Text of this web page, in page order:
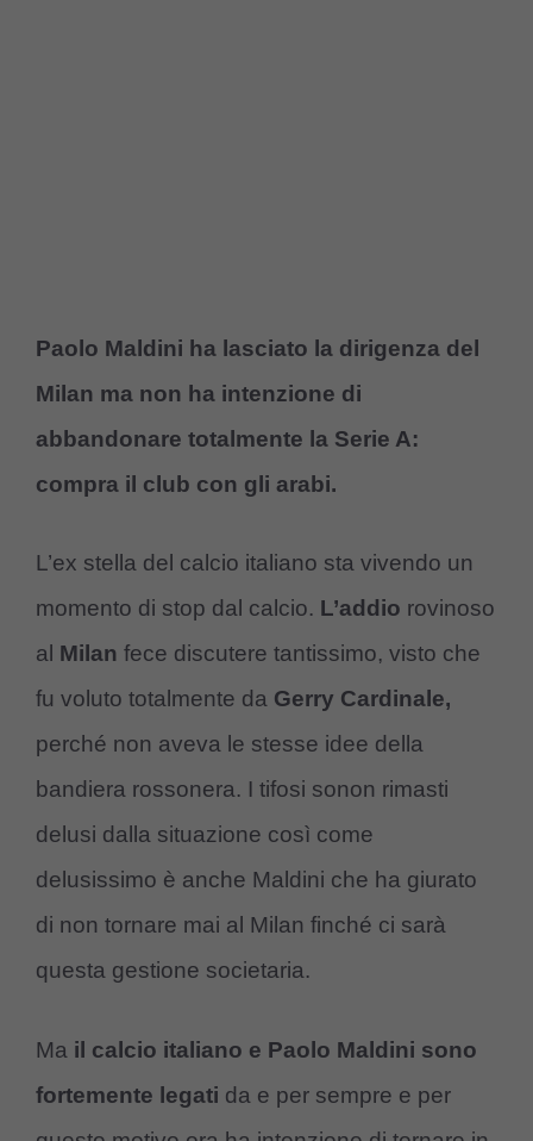
Paolo Maldini ha lasciato la dirigenza del
Milan ma non ha intenzione di
abbandonare totalmente la Serie A:
compra il club con gli arabi.
L’ex stella del calcio italiano sta vivendo un
momento di stop dal calcio. L’addio rovinoso
al Milan fece discutere tantissimo, visto che
fu voluto totalmente da Gerry Cardinale,
perché non aveva le stesse idee della
bandiera rossonera. I tifosi sonon rimasti
delusi dalla situazione così come
delusissimo è anche Maldini che ha giurato
di non tornare mai al Milan finché ci sarà
questa gestione societaria.
Ma il calcio italiano e Paolo Maldini sono
fortemente legati da e per sempre e per